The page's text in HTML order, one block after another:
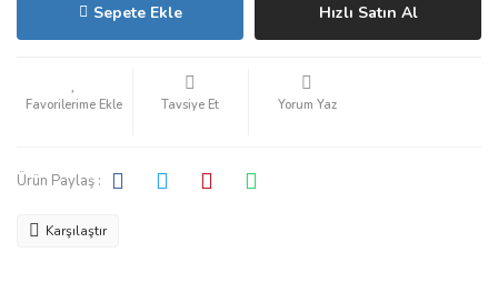
Sepete Ekle Hızlı Satın Al
Tavsiye Et Yorum Yaz
Ürün Paylaş :
Karşılaştır